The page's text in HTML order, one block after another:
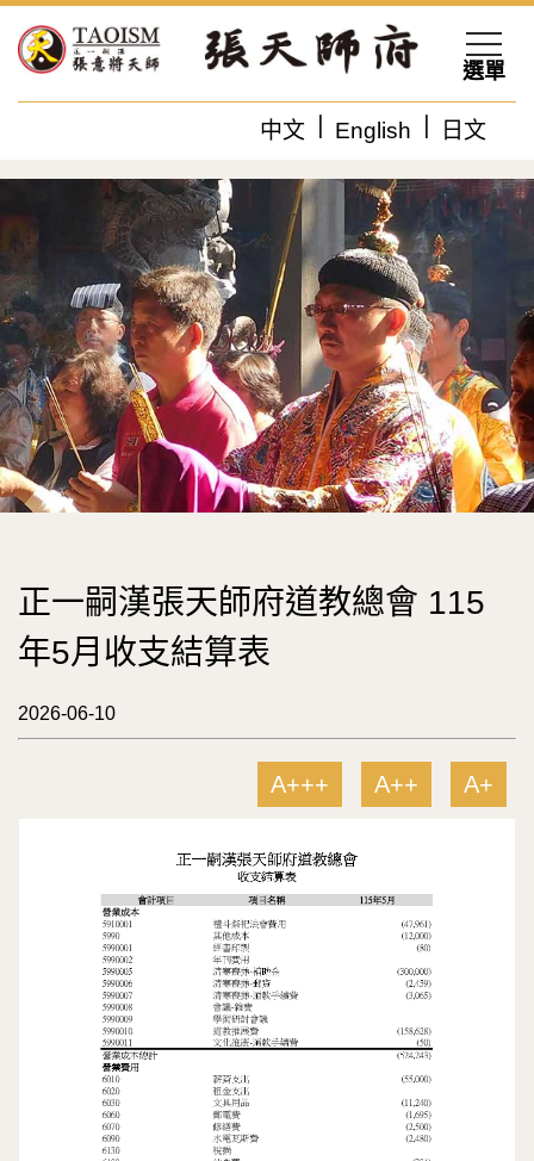
中文 English 日文
選單
正一嗣漢張天師府道教總會 115
年5月收支結算表
2026-06-10
A+++ A++ A+